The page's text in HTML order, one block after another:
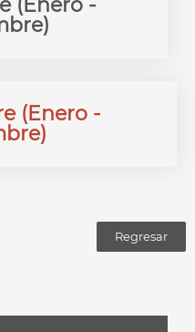
(Enero -
(Enero -
Regresar